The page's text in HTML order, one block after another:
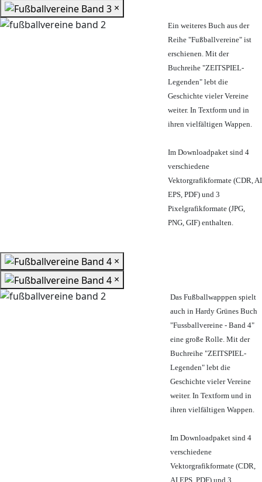
×
Ein weiteres Buch aus der
Reihe "Fußballvereine" ist
erschienen. Mit der
Buchreihe "ZEITSPIEL-
Legenden" lebt die
Geschichte vieler Vereine
weiter. In Textform und in
ihren vielfältigen Wappen.
Im Downloadpaket sind 4
verschiedene
Vektorgrafikformate (CDR, AI
EPS, PDF) und 3
Pixelgrafikformate (JPG,
PNG, GIF) enthalten.
×
×
Das Fußballwapppen spielt
auch in Hardy Grünes Buch
"Fussballvereine - Band 4"
eine große Rolle. Mit der
Buchreihe "ZEITSPIEL-
Legenden" lebt die
Geschichte vieler Vereine
weiter. In Textform und in
ihren vielfältigen Wappen.
Im Downloadpaket sind 4
verschiedene
Vektorgrafikformate (CDR,
AI EPS, PDF) und 3